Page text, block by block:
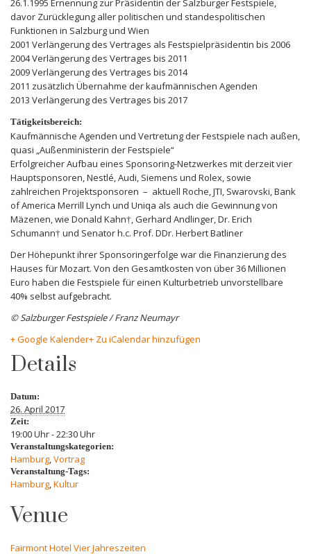
26.1.1995 Ernennung zur Präsidentin der Salzburger Festspiele,
davor Zurücklegung aller politischen und standespolitischen
Funktionen in Salzburg und Wien
2001 Verlängerung des Vertrages als Festspielpräsidentin bis 2006
2004 Verlängerung des Vertrages bis 2011
2009 Verlängerung des Vertrages bis 2014
2011 zusätzlich Übernahme der kaufmännischen Agenden
2013 Verlängerung des Vertrages bis 2017
Tätigkeitsbereich:
Kaufmännische Agenden und Vertretung der Festspiele nach außen,
quasi „Außenministerin der Festspiele“
Erfolgreicher Aufbau eines Sponsoring-Netzwerkes mit derzeit vier
Hauptsponsoren, Nestlé, Audi, Siemens und Rolex, sowie
zahlreichen Projektsponsoren – aktuell Roche, JTI, Swarovski, Bank
of America Merrill Lynch und Uniqa als auch die Gewinnung von
Mäzenen, wie Donald Kahn†, Gerhard Andlinger, Dr. Erich
Schumann† und Senator h.c. Prof. DDr. Herbert Batliner
Der Höhepunkt ihrer Sponsoringerfolge war die Finanzierung des
Hauses für Mozart. Von den Gesamtkosten von über 36 Millionen
Euro haben die Festspiele für einen Kulturbetrieb unvorstellbare
40% selbst aufgebracht.
© Salzburger Festspiele / Franz Neumayr
+ Google Kalender+ Zu iCalendar hinzufügen
Details
Datum:
26. April 2017
Zeit:
19:00 Uhr - 22:30 Uhr
Veranstaltungskategorien:
Hamburg,Vortrag
Veranstaltung-Tags:
Hamburg,Kultur
Venue
Fairmont Hotel Vier Jahreszeiten